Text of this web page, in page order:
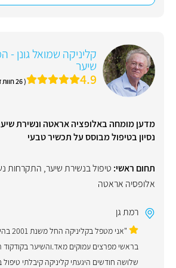
קליניקה שמואל גונן -
שיער
4.9 ( 26 חוות דעת )
נסיון בטיפול מבוסס על תכשיר טבעי
תחום ראשי: טיפול בנשירת שיער, התקרחות
אלופסיה אראטה
רמת גן
בראשי מפרצים עמוקים מאד.והשיער
שלושה חודשים היגעתי קליניקה קיבלתי טיפול